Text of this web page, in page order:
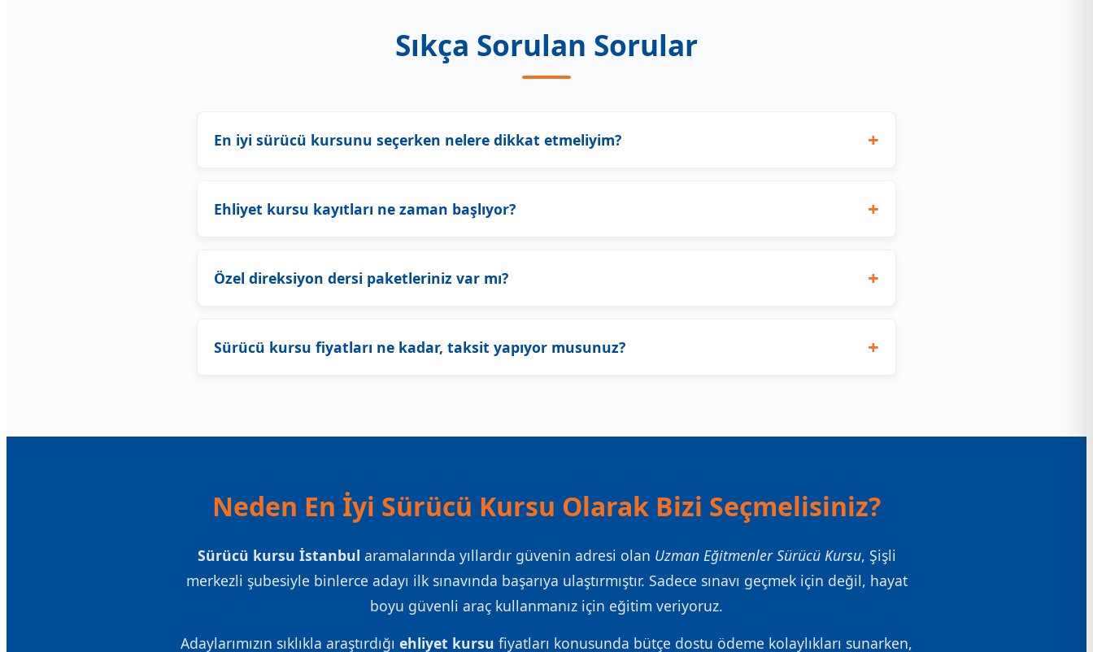
Sıkça Sorulan Sorular
En iyi sürücü kursunu seçerken nelere dikkat etmeliyim?
Ehliyet kursu kayıtları ne zaman başlıyor?
Özel direksiyon dersi paketleriniz var mı?
Sürücü kursu fiyatları ne kadar, taksit yapıyor musunuz?
Neden En İyi Sürücü Kursu Olarak Bizi Seçmelisiniz?
Sürücü kursu İstanbul aramalarında yıllardır güvenin adresi olan Uzman Eğitmenler Sürücü Kursu, Şişli
merkezli şubesiyle binlerce adayı ilk sınavında başarıya ulaştırmıştır. Sadece sınavı geçmek için değil, hayat
boyu güvenli araç kullanmanız için eğitim veriyoruz.
Adaylarımızın sıklıkla araştırdığı ehliyet kursu fiyatları konusunda bütçe dostu ödeme kolaylıkları sunarken,